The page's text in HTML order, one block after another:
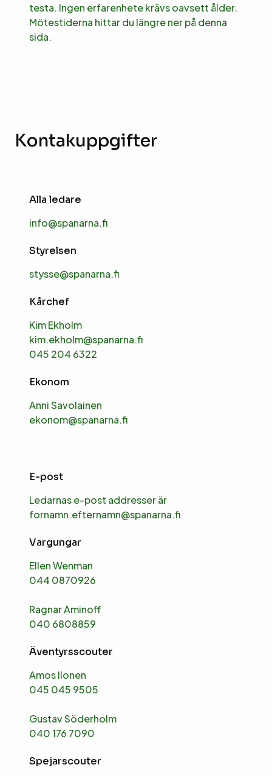
testa. Ingen erfarenhete krävs oavsett ålder.
Mötestiderna hittar du längre ner på denna
sida.
Kontakuppgifter
Alla ledare
info@spanarna.fi
Styrelsen
stysse@spanarna.fi
Kårchef
Kim Ekholm
kim.ekholm@spanarna.fi
045 204 6322
Ekonom
Anni Savolainen
ekonom@spanarna.fi
E-post
Ledarnas e-post addresser är
fornamn.efternamn@spanarna.fi
Vargungar
Ellen Wenman
044 0870926
Ragnar Aminoff
040 6808859
Äventyrsscouter
Amos Ilonen
045 045 9505
Gustav Söderholm
040 176 7090
Spejarscouter